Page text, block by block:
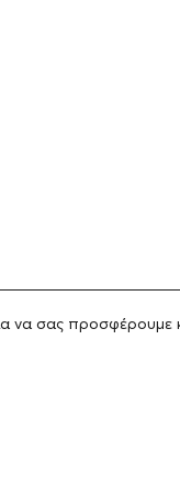
να σας προσφέρουμε